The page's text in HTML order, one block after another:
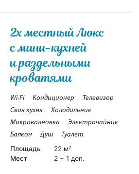
2х местный Люкс
с мини-кухней
и раздельными
кроватями
Wi-Fi Кондиционер
Телевизор
Своя кухня
Холодильник
Микроволновка
Электрочайник
Балкон
Душ Туалет
Площадь 22 м2
Мест 2 + 1 доп.